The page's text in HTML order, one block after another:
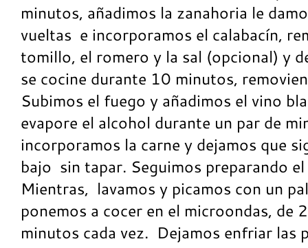
minutos, añadimos la zanahoria le
vueltas e incorporamos el calabacín,
tomillo, el romero y la sal (opcional) y
se cocine durante 10 minutos,
Subimos el fuego y añadimos el vino
evapore el alcohol durante un par de
incorporamos la carne y dejamos que
bajo sin tapar. Seguimos preparando
Mientras, lavamos y picamos con un
ponemos a cocer en el microondas, de
minutos cada vez. Dejamos enfriar las